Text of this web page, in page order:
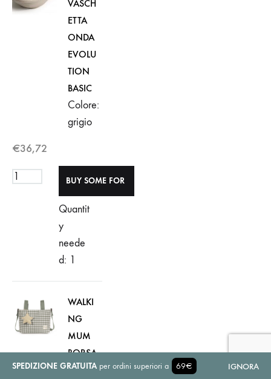
SPEDIZIONE GRATUITAper ordini superiori a 69€ IGNORA
VASCH
ETTA
ONDA
EVOLU
TION
BASIC
Colore:
grigio
€36,72
Quantit
y
neede
d: 1
WALKI
NG
MUM
BORSA
CROSS